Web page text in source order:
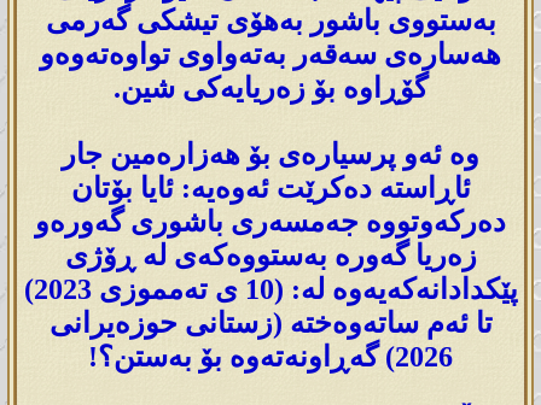
بەستووی باشور بەهۆی تیشکی گەرمی
هەسارەی سەقەر بەتەواوی تواوەتەوەو
گۆڕاوە بۆ زەریایەکی شین.
وە ئەو پرسیارەی بۆ هەزارەمین جار
ئاڕاستە دەکرێت ئەوەیە: ئایا بۆتان
دەرکەوتووە جەمسەری باشوری گەورەو
زەریا گەورە بەستووەکەی لە ڕۆژی
پێکدادانەکەیەوە لە: (10 ی تەمموزی 2023)
تا ئەم ساتەوەختە (زستانی حوزەیرانی
2026) گەڕاونەتەوە بۆ بەستن؟!